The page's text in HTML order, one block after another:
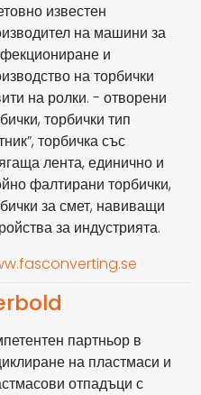
известен
на машини за
и
на торбички
на ролки. - отворени
торбички тип
торбичка със
лента, единично и
фалтирани торбички,
за смет, навиващи
за индустрията.
партньор в
на пластмаси и
отпадъци с